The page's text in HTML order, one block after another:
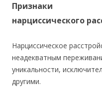
Признаки
нарциссического
Нарциссическое
неадекватным
уникальности,
другими.